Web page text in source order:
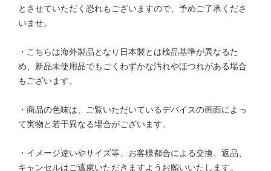
とさせていただく恐れもございますので、予めご了承くださ
いませ。
・こちらは海外製品となり日本製とは検品基準が異なるた
め、新品未使用品でもごくわずかな汚れやほつれがある場合
もございます。
・商品の色味は、ご覧いただいているデバイスの画面によっ
て実物と若干異なる場合がございます。
・イメージ違いやサイズ等、お客様都合による交換、返品、
キャンセルはご遠慮いただきますようお願いいたします。